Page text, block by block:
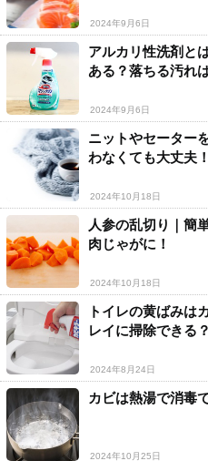
2024年9月6日
アルカリ性洗剤と
ある？落ちる汚れ
2024年9月6日
ニットやセーター
わなくても大丈夫！
2024年10月18日
人参の乱切り｜簡
肉じゃがに！
2024年10月18日
トイレの黄ばみは
レイに掃除できる？
2024年8月24日
カビは熱湯で消毒
2024年10月25日